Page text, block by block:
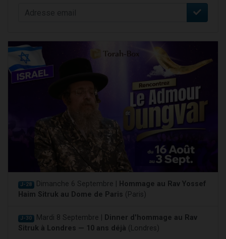
J-28 Dimanche 6 Septembre | Hommage au Rav Yossef
Haim Sitruk au Dome de Paris (Paris)
J-30 Mardi 8 Septembre | Dinner d'hommage au Rav
Sitruk à Londres — 10 ans déjà (Londres)